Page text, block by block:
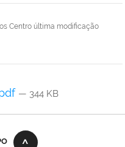
Centro última modificação
— 344 KB